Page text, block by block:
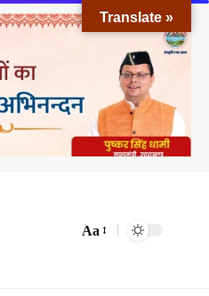
Aa
Translate »